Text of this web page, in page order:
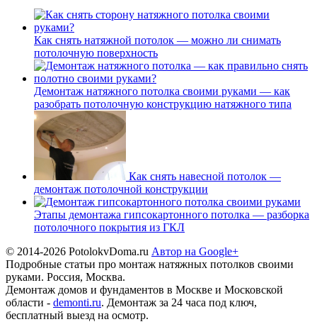
Как снять натяжной потолок — можно ли снимать
потолочную поверхность
Демонтаж натяжного потолка своими руками — как
разобрать потолочную конструкцию натяжного типа
Как снять навесной потолок —
демонтаж потолочной конструкции
Этапы демонтажа гипсокартонного потолка — разборка
потолочного покрытия из ГКЛ
© 2014-2026 PotolokvDoma.ru Автор на Google+
Подробные статьи про монтаж натяжных потолков своими
руками. Россия, Москва.
Демонтаж домов и фундаментов в Москве и Московской
области - demonti.ru. Демонтаж за 24 часа под ключ,
бесплатный выезд на осмотр.